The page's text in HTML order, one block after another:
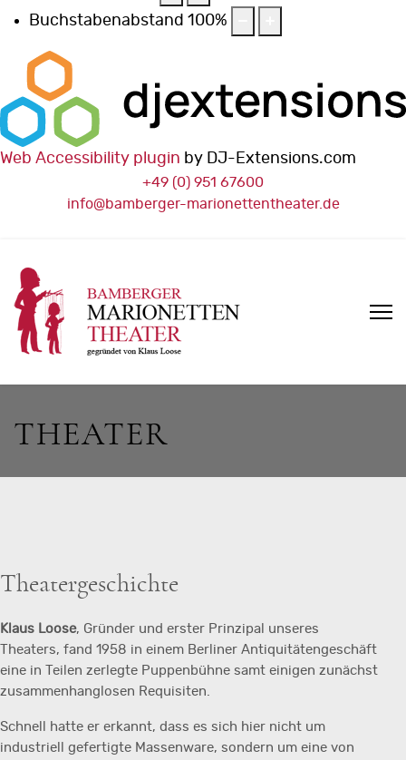
Buchstabenabstand 100%
Web Accessibility plugin by DJ-Extensions.com
+49 (0) 951 67600
info@bamberger-marionettentheater.de
THEATER
Theatergeschichte
Klaus Loose, Gründer und erster Prinzipal unseres
Theaters, fand 1958 in einem Berliner Antiquitätengeschäft
eine in Teilen zerlegte Puppenbühne samt einigen zunächst
zusammenhanglosen Requisiten.
Schnell hatte er erkannt, dass es sich hier nicht um
industriell gefertigte Massenware, sondern um eine von